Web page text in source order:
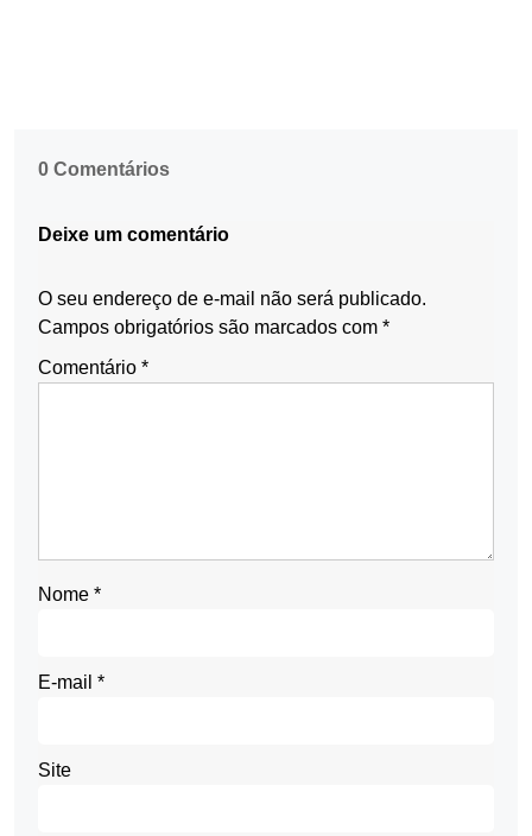
0 Comentários
Deixe um comentário
O seu endereço de e-mail não será publicado.
Campos obrigatórios são marcados com *
Comentário *
Nome *
E-mail *
Site